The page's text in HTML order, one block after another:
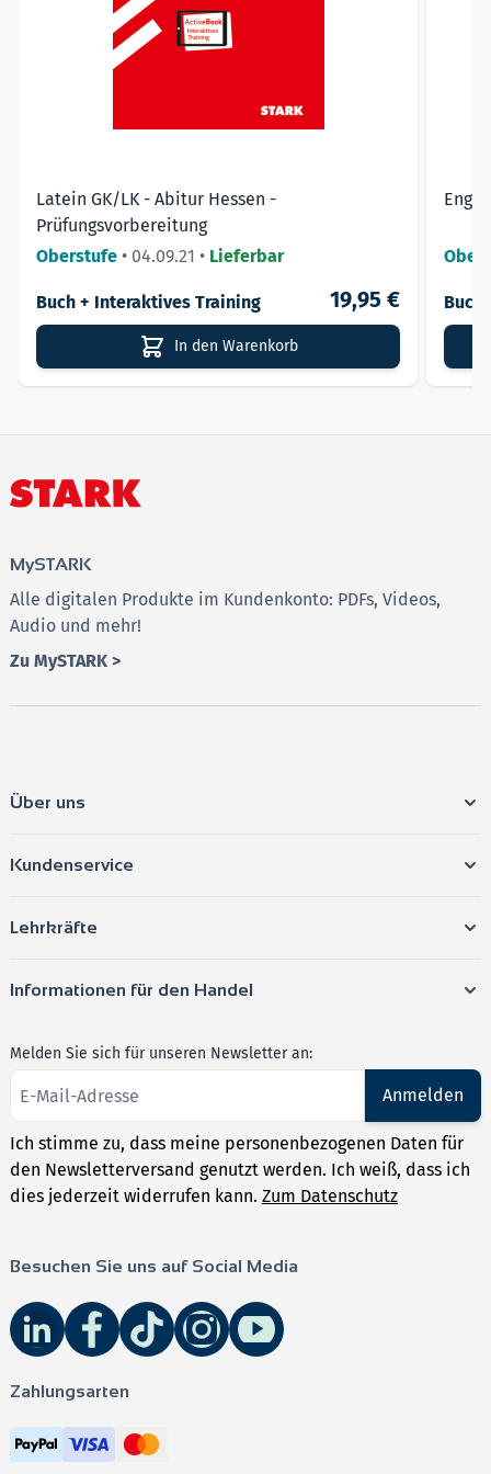
Latein GK/LK - Abitur Hessen -
Prüfungsvorbereitung
Oberstufe • 04.09.21 • Lieferbar
Buch + Interaktives Training 19,95 €
In den Warenkorb
Buch
MySTARK
Alle digitalen Produkte im Kundenkonto: PDFs, Videos,
Audio und mehr!
Zu MySTARK >
Über uns
Kundenservice
Lehrkräfte
Informationen für den Handel
Melden Sie sich für unseren Newsletter an:
Anmelden
Ich stimme zu, dass meine personenbezogenen Daten für
den Newsletterversand genutzt werden. Ich weiß, dass ich
dies jederzeit widerrufen kann. Zum Datenschutz
Besuchen Sie uns auf Social Media
Zahlungsarten